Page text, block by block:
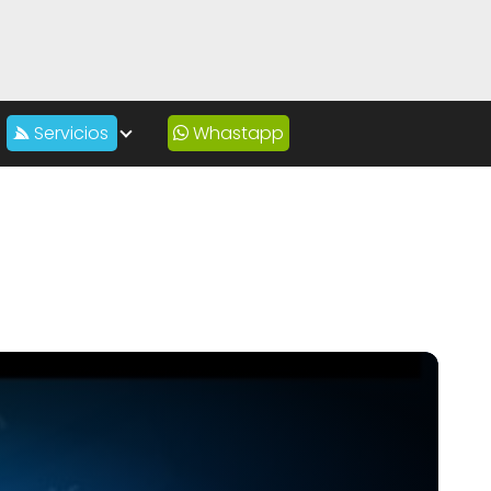
Servicios Whastapp